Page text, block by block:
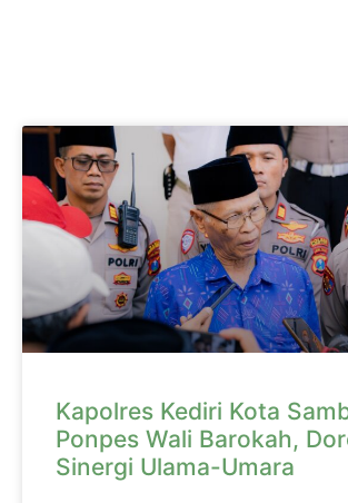
Kapolres Kediri Kota
Ponpes Wali Barokah,
Sinergi Ulama-Umara